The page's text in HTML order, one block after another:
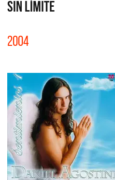
SIN LÍMITE
2004